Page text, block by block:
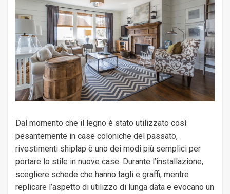
Dal momento che il legno è stato utilizzato così
pesantemente in case coloniche del passato,
rivestimenti shiplap è uno dei modi più semplici per
portare lo stile in nuove case. Durante l’installazione,
scegliere schede che hanno tagli e graffi, mentre
replicare l’aspetto di utilizzo di lunga data e evocano un